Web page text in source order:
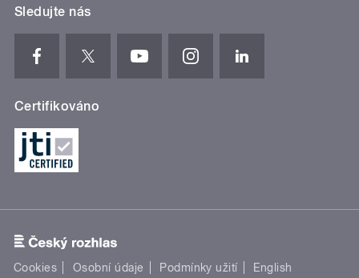
Sledujte nás
Certifikováno
Cookies Osobní údaje Podmínky užití English